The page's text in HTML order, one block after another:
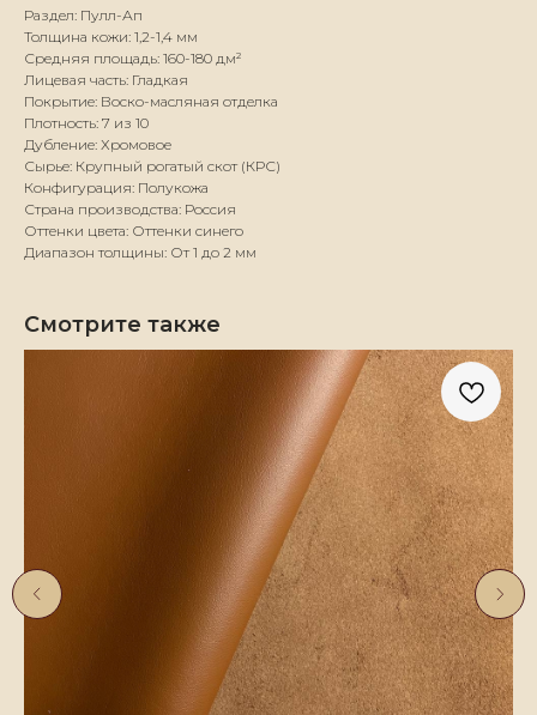
Раздел: Пулл-Ап
Толщина кожи: 1,2-1,4 мм
Средняя площадь: 160-180 дм²
Лицевая часть: Гладкая
Покрытие: Воско-масляная отделка
Плотность: 7 из 10
Дубление: Хромовое
Сырье: Крупный рогатый скот (КРС)
Конфигурация: Полукожа
Страна производства: Россия
Оттенки цвета: Оттенки синего
Диапазон толщины: От 1 до 2 мм
Смотрите также